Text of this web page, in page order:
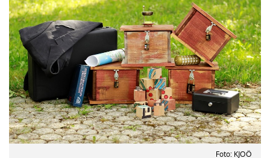
Foto: KJOÖ